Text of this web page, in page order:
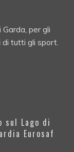
per gli
di tutti gli sport.
sul Lago di
Eurosaf